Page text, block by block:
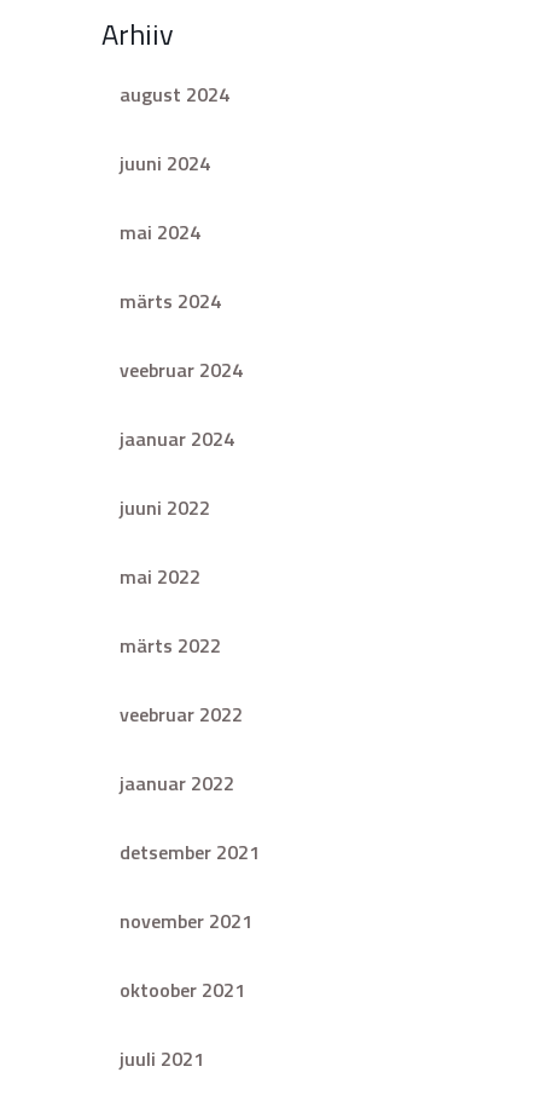
Arhiiv
august 2024
juuni 2024
mai 2024
märts 2024
veebruar 2024
jaanuar 2024
juuni 2022
mai 2022
märts 2022
veebruar 2022
jaanuar 2022
detsember 2021
november 2021
oktoober 2021
juuli 2021